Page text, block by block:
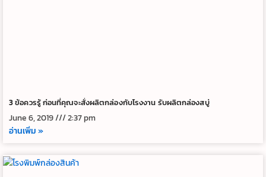
3 ข้อควรรู้ ก่อนที่คุณจะสั่งผลิตกล่องกับโรงงาน รับผลิตกล่องสบู่
June 6, 2019
2:37 pm
อ่านเพิ่ม »